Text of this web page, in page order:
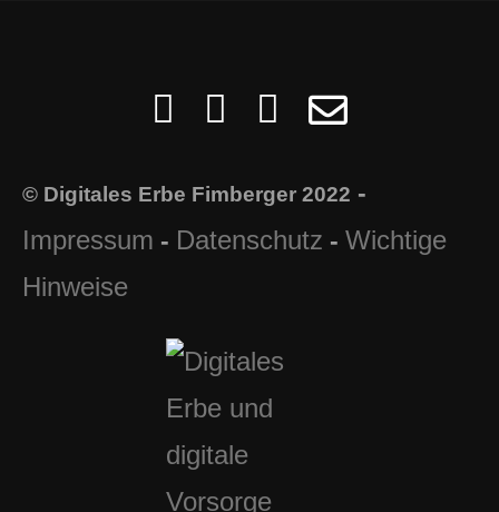
© Digitales Erbe Fimberger 2022 -
Impressum - Datenschutz - Wichtige
Hinweise